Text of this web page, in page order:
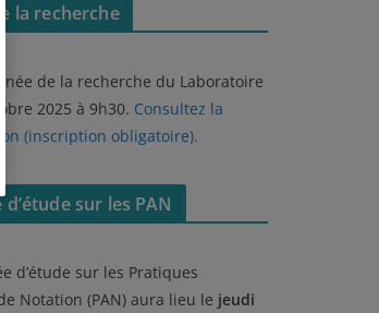
la recherche
de la recherche du Laboratoire
2025 à 9h30. Consultez la
(inscription obligatoire).
sur les PAN
d’étude sur les Pratiques
Notation (PAN) aura lieu le jeudi